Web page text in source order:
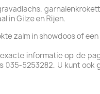
in Gilze en Rijen.
zalm in showdoos of
informatie op de
5253282. U kunt